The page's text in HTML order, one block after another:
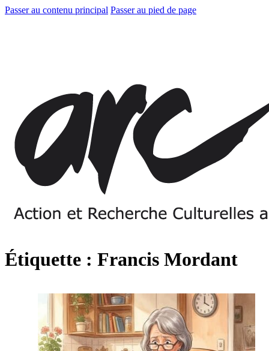
Passer au contenu principal Passer au pied de page
Étiquette : Francis Mordant